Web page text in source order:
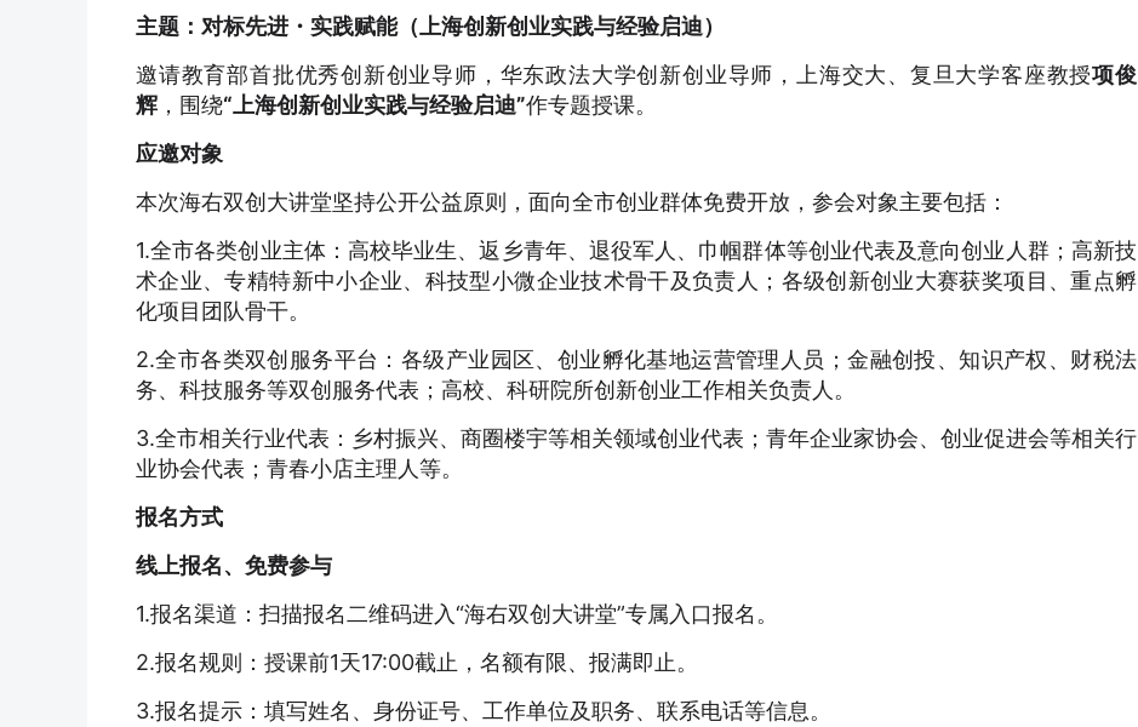
主题：对标先进・实践赋能（上海创新创业实践与经验启迪）
邀请教育部首批优秀创新创业导师，华东政法大学创新创业导师，上海交大、复旦大学客座教授项俊
辉 ，围绕“上海创新创业实践与经验启迪”作专题授课。
应邀对象
本次海右双创大讲堂坚持公开公益原则，面向全市创业群体免费开放，参会对象主要包括：
1.全市各类创业主体：高校毕业生、返乡青年、退役军人、巾帼群体等创业代表及意向创业人群；高新技
术企业、专精特新中小企业、科技型小微企业技术骨干及负责人；各级创新创业大赛获奖项目、重点孵
化项目团队骨干。
2.全市各类双创服务平台：各级产业园区、创业孵化基地运营管理人员；金融创投、知识产权、财税法
务、科技服务等双创服务代表；高校、科研院所创新创业工作相关负责人。
3.全市相关行业代表：乡村振兴、商圈楼宇等相关领域创业代表；青年企业家协会、创业促进会等相关行
业协会代表；青春小店主理人等。
报名方式
线上报名、免费参与
1.报名渠道：扫描报名二维码进入“海右双创大讲堂”专属入口报名。
2.报名规则：授课前1天17:00截止，名额有限、报满即止。
3.报名提示：填写姓名、身份证号、工作单位及职务、联系电话等信息。